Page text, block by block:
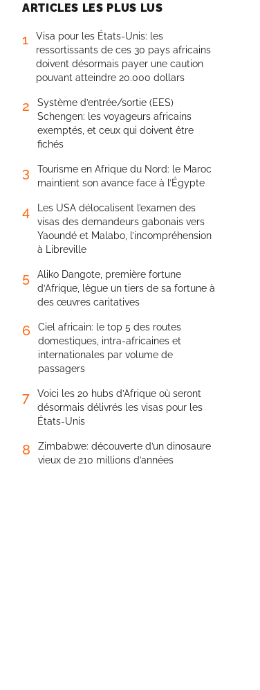
ARTICLES LES PLUS LUS
1
Visa pour les États-Unis: les
ressortissants de ces 30 pays africains
doivent désormais payer une caution
pouvant atteindre 20.000 dollars
2
Système d’entrée/sortie (EES)
Schengen: les voyageurs africains
exemptés, et ceux qui doivent être
fichés
3
Tourisme en Afrique du Nord: le Maroc
maintient son avance face à l’Égypte
4
Les USA délocalisent l’examen des
visas des demandeurs gabonais vers
Yaoundé et Malabo, l’incompréhension
à Libreville
5
Aliko Dangote, première fortune
d’Afrique, lègue un tiers de sa fortune à
des œuvres caritatives
6
Ciel africain: le top 5 des routes
domestiques, intra-africaines et
internationales par volume de
passagers
7
Voici les 20 hubs d’Afrique où seront
désormais délivrés les visas pour les
États-Unis
8
Zimbabwe: découverte d’un dinosaure
vieux de 210 millions d’années